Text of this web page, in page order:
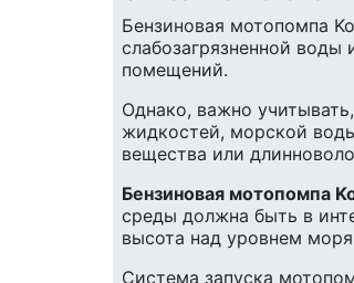
Бензиновая мотопомпа
слабозагрязненной
помещений.
Однако, важно
жидкостей, морской
вещества или
Бензиновая мотопомпа
среды должна быть в
высота над уровнем
Система запуска